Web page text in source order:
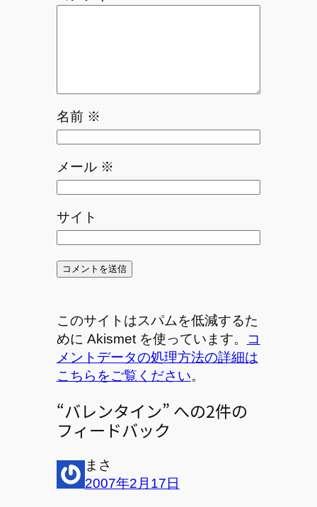
名前 ※
メール ※
サイト
このサイトはスパムを低減するた
めに Akismet を使っています。
コ
メントデータの処理方法の詳細は
こちらをご覧ください。
“バレンタイン” への2件の
フィードバック
まさ
2007年2月17日